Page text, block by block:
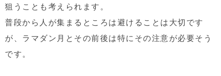
狙うことも考えられます。
普段から人が集まるところは避けることは大切です
が、ラマダン月とその前後は特にその注意が必要そう
です。